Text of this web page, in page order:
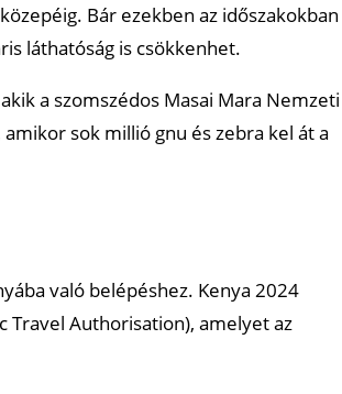
Bár ezekben az időszakokban
láthatóság is csökkenhet.
a szomszédos Masai Mara Nemzeti
sok millió gnu és zebra kel át a
való belépéshez. Kenya 2024
Travel Authorisation), amelyet az